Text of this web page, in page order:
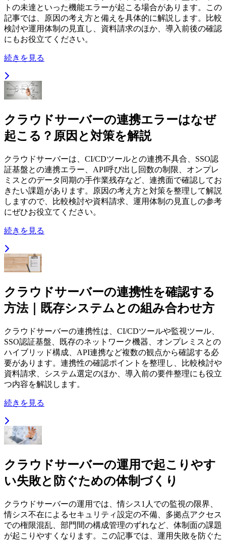
トの未達といった機能エラーが起こる場合があります。この
記事では、原因の考え方と備えを具体的に解説します。比較
検討や運用体制の見直し、資料請求のほか、導入前後の確認
にもお役立てください。
続きを見る
クラウドサーバーの連携エラーはなぜ
起こる？原因と対策を解説
クラウドサーバーは、CI/CDツールとの連携不具合、SSO認
証基盤との連携エラー、API呼び出し回数の制限、オンプレ
ミスとのデータ同期の手作業残存など、連携面で確認してお
きたい課題があります。原因の考え方と対策を整理して解説
しますので、比較検討や資料請求、運用体制の見直しの参考
にぜひお役立てください。
続きを見る
クラウドサーバーの連携性を確認する
方法｜既存システムとの組み合わせ方
クラウドサーバーの連携性は、CI/CDツールや監視ツール、
SSO認証基盤、既存のネットワーク機器、オンプレミスとの
ハイブリッド構成、API連携など複数の観点から確認する必
要があります。連携性の確認ポイントを整理し、比較検討や
資料請求、システム選定のほか、導入前の要件整理にも役立
つ内容を解説します。
続きを見る
クラウドサーバーの運用で起こりやす
い失敗と防ぐための体制づくり
クラウドサーバーの運用では、情シス1人での監視の限界、
情シス不在によるセキュリティ設定の不備、多拠点アクセス
での権限混乱、部門間の構成管理のずれなど、体制面の課題
が起こりやすくなります。この記事では、運用失敗を防ぐた